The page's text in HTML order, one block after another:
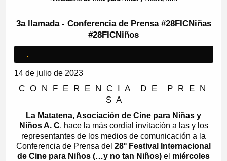
3a llamada - Conferencia de Prensa #28FICNiñas
#28FICNiños
.
14 de julio de 2023
C O N F E R E N C I A D E P R E N
S A
La Matatena, Asociación de Cine para Niñas y
Niños A. C. hace la más cordial invitación a las y los
representantes de los medios de comunicación a la
Conferencia de Prensa del 28° Festival Internacional
de Cine para Niños (…y no tan Niños) el miércoles